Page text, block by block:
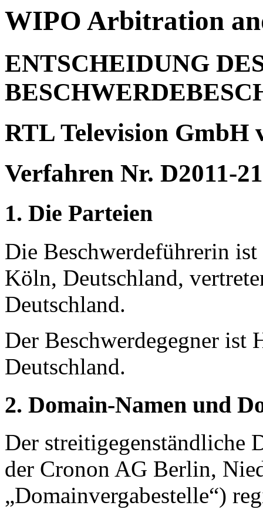
WIPO Arbitration
ENTSCHEIDUNG
RTL Television GmbH
Verfahren Nr. D2011-
1. Die Parteien
Die Beschwerdeführerin
Köln, Deutschland,
Deutschland.
Der Beschwerdegegner ist
Deutschland.
2. Domain-Namen und
Der streitigegenständliche
der Cronon AG Berlin,
„Domainvergabestelle“)